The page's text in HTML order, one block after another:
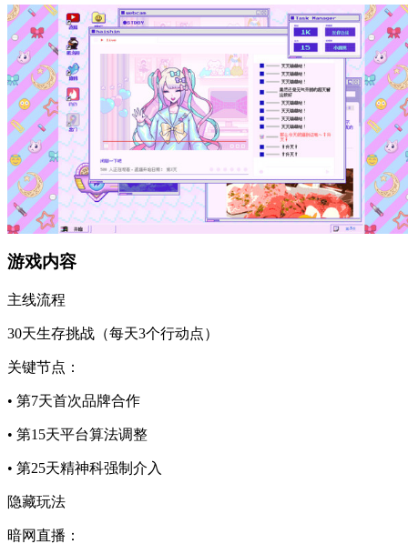
​​游戏内容​​
​​主线流程​​
30天生存挑战（每天3个行动点）
关键节点：
• 第7天首次品牌合作
• 第15天平台算法调整
• 第25天精神科强制介入
​​隐藏玩法​​
暗网直播：